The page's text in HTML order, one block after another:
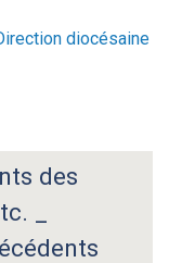
diocésaine
des
_